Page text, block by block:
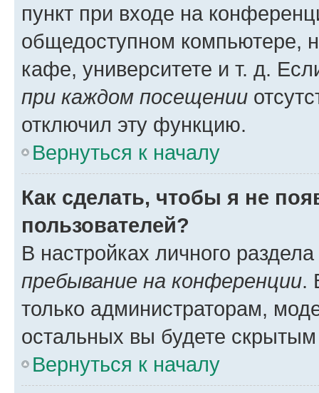
пункт при входе на
общедоступном компьютере,
кафе, университете и т. д.
при каждом посещении
отключил эту функцию.
Вернуться к началу
Как сделать, чтобы я не
пользователей?
В настройках личного
пребывание на конференции.
только администраторам,
остальных вы будете
Вернуться к началу